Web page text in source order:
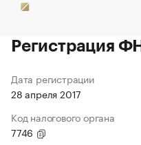
Регистрация
Дата регистрации
28 апреля 2017
Код налогового органа
7746